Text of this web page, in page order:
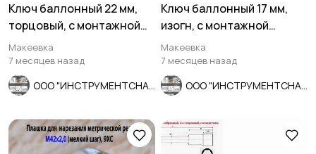
Ключ баллонный 22 мм,
торцовый, с монтажной
лопаткой, оцинков, СССР.
Макеевка
7 месяцев назад
Ключ баллонный 17 мм,
изогн, с монтажной
лопаткой, оцинкованный,
СССР.
Макеевка
7 месяцев назад